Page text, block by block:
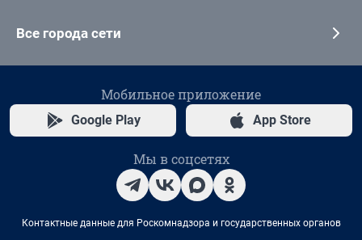
Все города сети
Мобильное приложение
Google Play App Store
Мы в соцсетях
Контактные данные для Роскомнадзора и государственных органов